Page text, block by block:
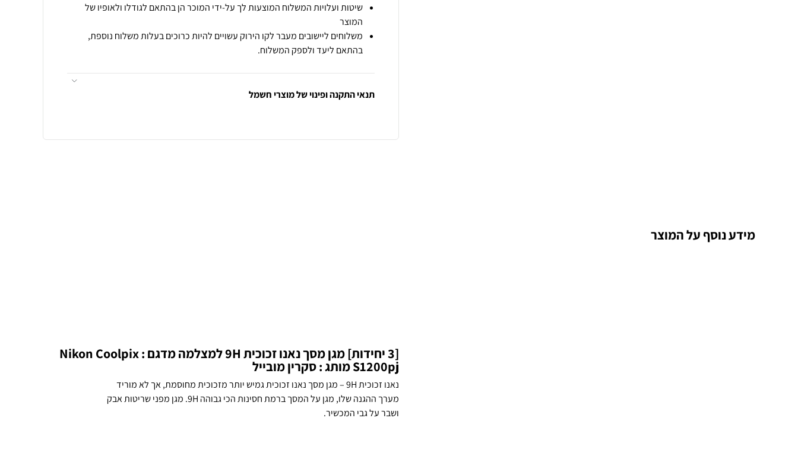
שיטות ועלויות המשלוח המוצעות לך על-ידי המוכר הן בהתאם לגודלו ולאופיו של
המוצר
משלוחים ליישובים מעבר לקו הירוק עשויים להיות כרוכים בעלות משלוח נוספת,
בהתאם ליעד ולספק המשלוח.
תנאי התקנה ופינוי של מוצרי חשמל
מידע נוסף על המוצר
[3 יחידות] מגן מסך נאנו זכוכית 9H למצלמה מדגם : Nikon Coolpix
S1200pj מותג : סקרין מובייל
נאנו זכוכית 9H – מגן מסך נאנו זכוכית גמיש יותר מזכוכית מחוסמת, אך לא מוריד
מערך ההגנה שלו, מגן על המסך ברמת חסינות הכי גבוהה 9H. מגן מפני שריטות אבק
ושבר על גבי המכשיר.